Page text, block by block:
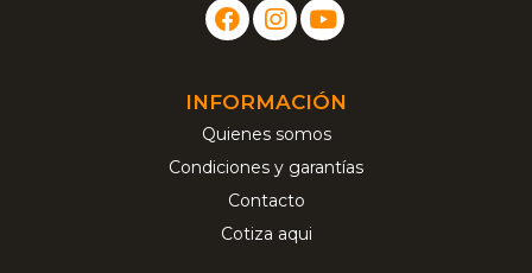
INFORMACIÓN
Quienes somos
Condiciones y garantías
Contacto
Cotiza aqui